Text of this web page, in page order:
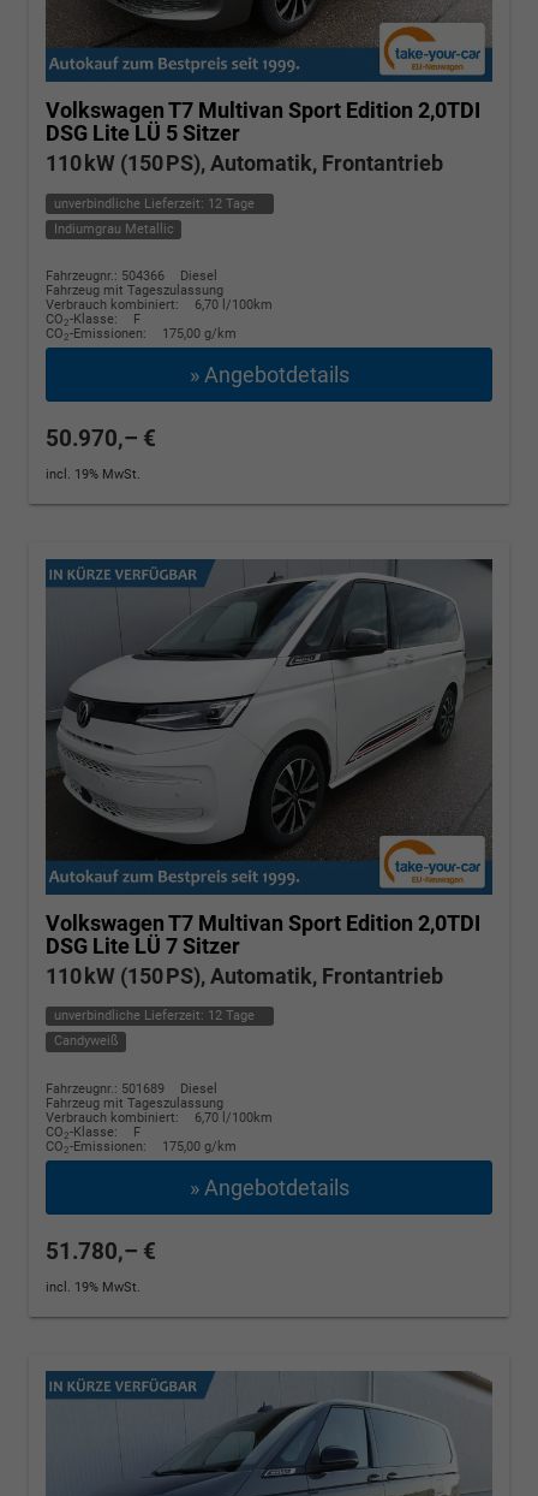
Volkswagen T7 Multivan Sport Edition 2,0TDI
DSG Lite LÜ 5 Sitzer
110 kW (150 PS), Automatik, Frontantrieb
unverbindliche Lieferzeit: 12 Tage
Indiumgrau Metallic
Fahrzeugnr.: 504366
Diesel
Fahrzeug mit Tageszulassung
Verbrauch kombiniert:
6,70 l/100km
CO2-Klasse:
F
CO2-Emissionen: 175,00 g/km
» Angebotdetails
50.970,– €
incl. 19% MwSt.
Volkswagen T7 Multivan Sport Edition 2,0TDI
DSG Lite LÜ 7 Sitzer
110 kW (150 PS), Automatik, Frontantrieb
unverbindliche Lieferzeit: 12 Tage
Candyweiß
Fahrzeugnr.: 501689
Diesel
Fahrzeug mit Tageszulassung
Verbrauch kombiniert:
6,70 l/100km
CO2-Klasse:
F
CO2-Emissionen: 175,00 g/km
» Angebotdetails
51.780,– €
incl. 19% MwSt.